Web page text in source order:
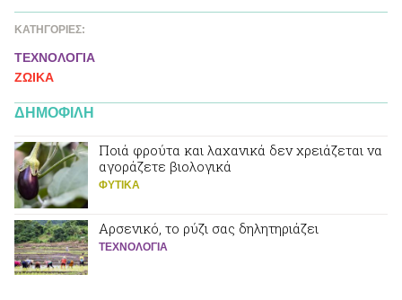
ΚΑΤΗΓΟΡΙΕΣ:
ΤΕΧΝΟΛΟΓΙΑ
ΖΩΙΚA
ΔΗΜΟΦΙΛΗ
Ποιά φρούτα και λαχανικά δεν χρειάζεται να
αγοράζετε βιολογικά
ΦΥΤΙΚA
Αρσενικό, το ρύζι σας δηλητηριάζει
ΤΕΧΝΟΛΟΓΙΑ